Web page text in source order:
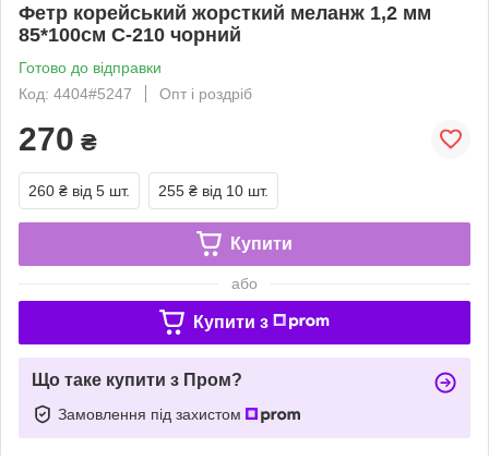
Фетр корейський жорсткий меланж 1,2 мм
85*100см С-210 чорний
Готово до відправки
Код: 4404#5247
Опт і роздріб
270 ₴
260 ₴ від 5 шт. 255 ₴ від 10 шт.
Купити
або
Купити з
Що таке купити з Пром?
Замовлення під захистом